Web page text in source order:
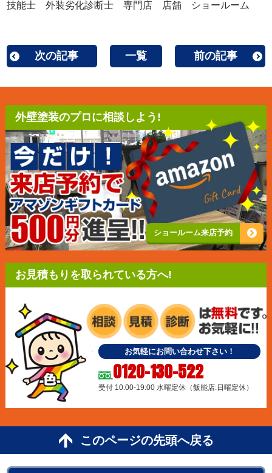
技能士 外装劣化診断士 専門店 店舗 ショールーム
次の記事 一覧 前の記事
外壁塗装のプロに相談しよう!
ショールーム来店予約
お見積もりを取られている方へ!
お気軽にお問い合わせ下さい！
0120-130-522
受付 10:00-19:00 水曜定休（飯能店:日曜定休）
このページの先頭へ戻る